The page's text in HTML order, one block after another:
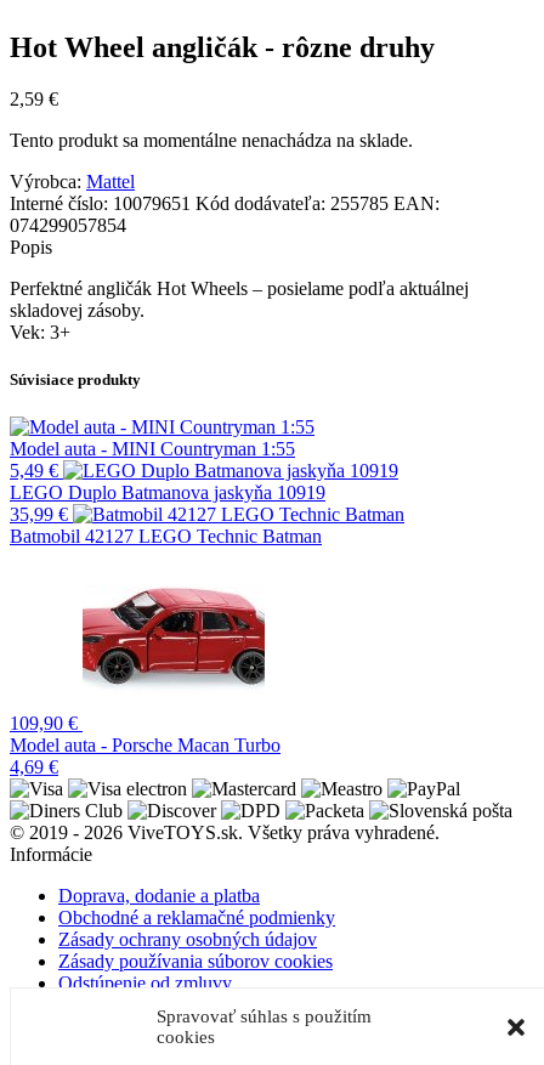
Spravovať súhlas s použitím
cookies
Hot Wheel angličák - rôzne druhy
2,59 €
Tento produkt sa momentálne nenachádza na sklade.
Výrobca: Mattel
Interné číslo: 10079651 Kód dodávateľa: 255785 EAN:
074299057854
Popis
Perfektné angličák Hot Wheels – posielame podľa aktuálnej
skladovej zásoby.
Vek: 3+
Súvisiace produkty
Model auta - MINI Countryman 1:55
5,49 €
LEGO Duplo Batmanova jaskyňa 10919
35,99 €
Batmobil 42127 LEGO Technic Batman
109,90 €
Model auta - Porsche Macan Turbo
4,69 €
© 2019 - 2026 ViveTOYS.sk. Všetky práva vyhradené.
Informácie
Doprava, dodanie a platba
Obchodné a reklamačné podmienky
Zásady ochrany osobných údajov
Zásady používania súborov cookies
Odstúpenie od zmluvy